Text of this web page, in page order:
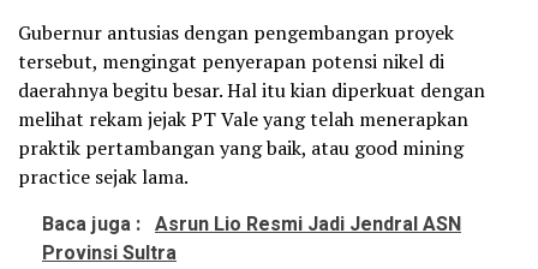
Gubernur antusias dengan pengembangan proyek
tersebut, mengingat penyerapan potensi nikel di
daerahnya begitu besar. Hal itu kian diperkuat dengan
melihat rekam jejak PT Vale yang telah menerapkan
praktik pertambangan yang baik, atau good mining
practice sejak lama.
Baca juga : Asrun Lio Resmi Jadi Jendral ASN
Provinsi Sultra